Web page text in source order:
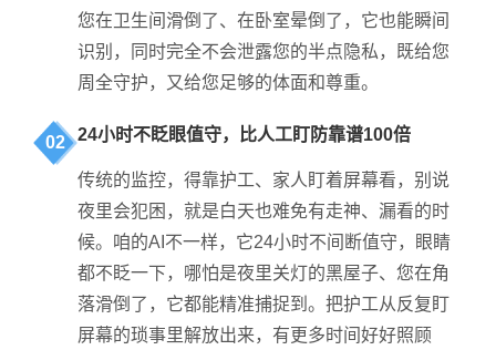
您在卫生间滑倒了、在卧室晕倒了，它也能瞬间
识别，同时完全不会泄露您的半点隐私，既给您
周全守护，又给您足够的体面和尊重。
02 24小时不眨眼值守，比人工盯防靠谱100倍
传统的监控，得靠护工、家人盯着屏幕看，别说
夜里会犯困，就是白天也难免有走神、漏看的时
候。咱的AI不一样，它24小时不间断值守，眼睛
都不眨一下，哪怕是夜里关灯的黑屋子、您在角
落滑倒了，它都能精准捕捉到。把护工从反复盯
屏幕的琐事里解放出来，有更多时间好好照顾